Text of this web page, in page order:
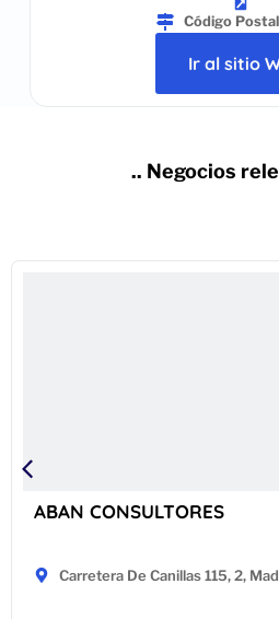
Código
Ir al sitio
.. Negocios
ABAN CONSULTORES
Carretera De Canillas 115, 2,